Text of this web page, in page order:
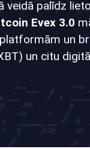
veidā palīdz
Evex 3.0
un
un citu